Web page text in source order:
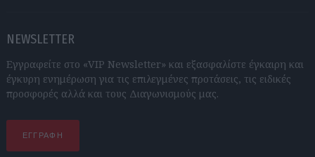
NEWSLETTER
Εγγραφείτε στο «VIP Newsletter» και εξασφαλίστε έγκαιρη και
έγκυρη ενημέρωση για τις επιλεγμένες προτάσεις, τις ειδικές
προσφορές αλλά και τους Διαγωνισμούς μας.
ΕΓΓΡΑΦΗ